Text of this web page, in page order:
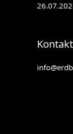
Kontakt